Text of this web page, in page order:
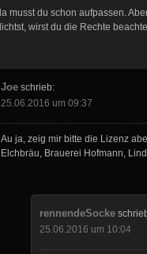
musst du schon aufpassen.
wirst du die Rechte
Joe schrieb:
25.06.2016 um 09:37
Au ja, zeig mir bitte die Lizenz
Elchbräu, Brauerei Hofmann,
rennendeSocke
25.06.2016 um 10:04